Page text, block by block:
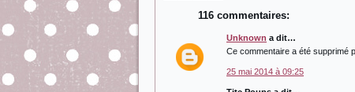
116 commentaires:
Unknown a dit…
Ce commentaire a été supprimé
25 mai 2014 à 09:25